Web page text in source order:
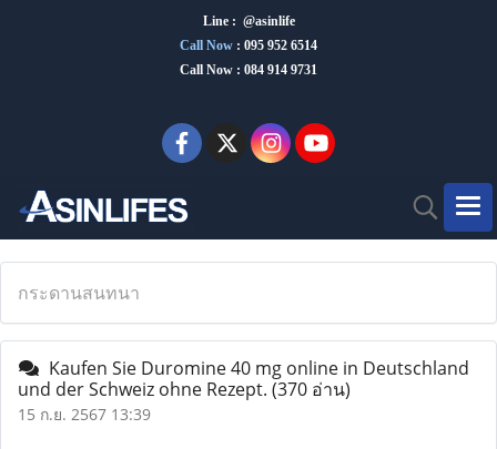
Line : @asinlife
Call Now : 095 952 6514
Call Now : 084 914 9731
กระดานสนทนา
Kaufen Sie Duromine 40 mg online in Deutschland
und der Schweiz ohne Rezept. (370 อ่าน)
15 ก.ย. 2567 13:39